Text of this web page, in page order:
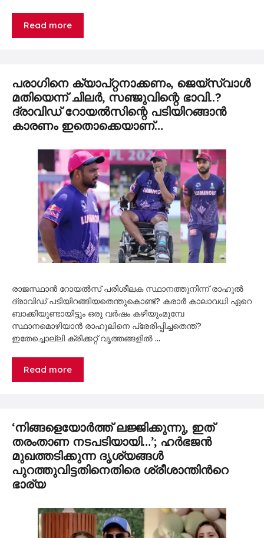
Read more
പരാഗിനെ ക്യാപ്റ്റനാക്കണം, ജെയ്സ്വാൾ
മതിയെന്ന് ചിലർ, സഞ്ജുവിന്റെ ഭാവി..?
ദ്രാവിഡ് റോയൽസിന്റെ പടിയിറങ്ങാൻ
കാരണം ഇതൊക്കെയാണ്…
രാജസ്ഥാൻ റോയൽസ് പരിശീലക സ്ഥാനത്തുനിന്ന് രാഹുൽ
ദ്രാവിഡ് പടിയിറങ്ങിയതെന്തുകൊണ്ട്? കരാർ കാലാവധി ഏറെ
ബാക്കിയുണ്ടായിട്ടും ഒരു വർഷം കഴിയുംമുമ്പേ
സ്ഥാനമൊഴിയാൻ രാഹുലിനെ പ്രേരിപ്പിച്ചതെന്ത്?
ഇതേച്ചൊല്ലി ക്രിക്കറ്റ് വൃത്തങ്ങളിൽ …
Read more
‘നിങ്ങളെയോർത്ത് ലജ്ജിക്കുന്നു, ഇത്
തരംതാണ നടപടിയായി…’; ഹർഭജൻ
മുഖത്തടിക്കുന്ന ദൃശ്യങ്ങൾ
പുറത്തുവിട്ടതിനെതിരെ ശ്രീശാന്തിന്‍റെ
ഭാര്യ